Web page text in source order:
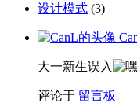
设计模式 (3)
大一新生误入
评论于 留言板